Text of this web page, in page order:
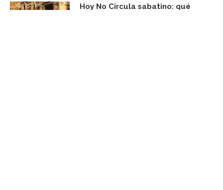
Hoy No Circula sabatino: qué